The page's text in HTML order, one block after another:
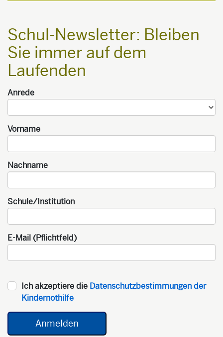
Schul-Newsletter: Bleiben
Sie immer auf dem
Laufenden
Anrede
Vorname
Nachname
Schule/Institution
E-Mail (Pflichtfeld)
Ich akzeptiere die Datenschutzbestimmungen der
Kindernothilfe